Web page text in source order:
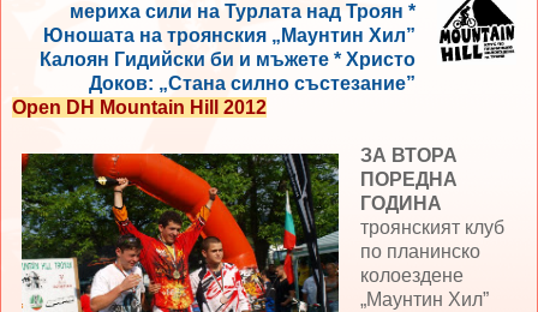
мериха сили на Турлата над Троян *
Юношата на троянския „Маунтин Хил”
Калоян Гидийски би и мъжете * Христо
Доков: „Стана силно състезание”
Open DH Mountain Hill 2012
ЗА ВТОРА
ПОРЕДНА
ГОДИНА
троянският клуб
по планинско
колоездене
„Маунтин Хил”